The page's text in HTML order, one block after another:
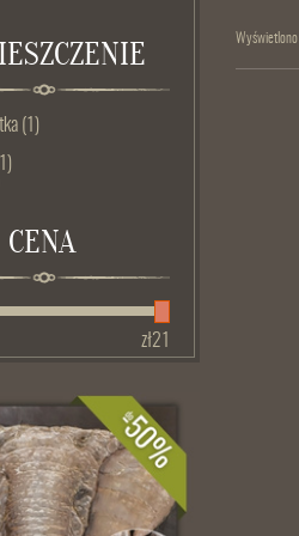
(1)
CENA
zł21